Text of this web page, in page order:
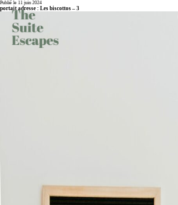
Publié le 11 juin 2024
portait adresse : Les biscottos – 3